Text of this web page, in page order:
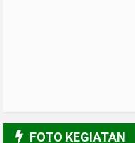
FOTO KEGIATAN